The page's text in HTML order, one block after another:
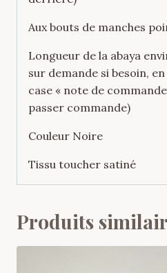
Aux bouts de manches
Longueur de la abaya
sur demande si besoin,
case « note de
passer commande)
Couleur Noire
Tissu toucher satiné
Produits